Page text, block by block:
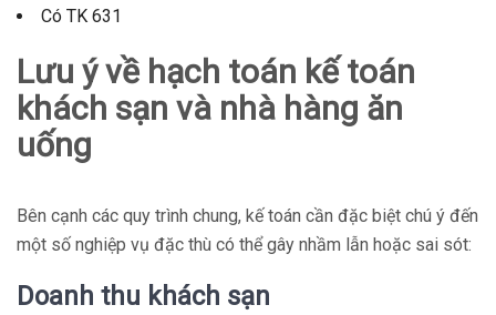
Có TK 631
Lưu ý về hạch toán kế toán
khách sạn và nhà hàng ăn
uống
Bên cạnh các quy trình chung, kế toán cần đặc biệt chú ý đến
một số nghiệp vụ đặc thù có thể gây nhầm lẫn hoặc sai sót:
Doanh thu khách sạn